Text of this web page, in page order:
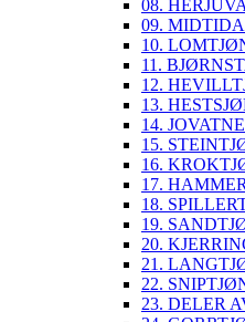
08.
09.
10.
11.
12.
13.
14.
15.
16.
17.
18.
19.
20.
21.
22.
23. DELER